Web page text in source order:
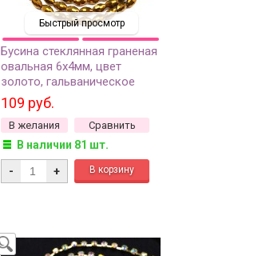
Быстрый просмотр
Бусина стеклянная граненая
овальная 6х4мм, цвет
золото, гальваническое
покрытие, 547-010, 1 нить
(около 33см, около 55шт)
109 руб.
В желания Сравнить
В наличии 81 шт.
- +